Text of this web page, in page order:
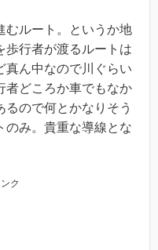
むルート。というか地
歩行者が渡るルートは
真ん中なので川ぐらい
者どころか車でもなか
ので何とかなりそう
のみ。貴重な導線とな
ク